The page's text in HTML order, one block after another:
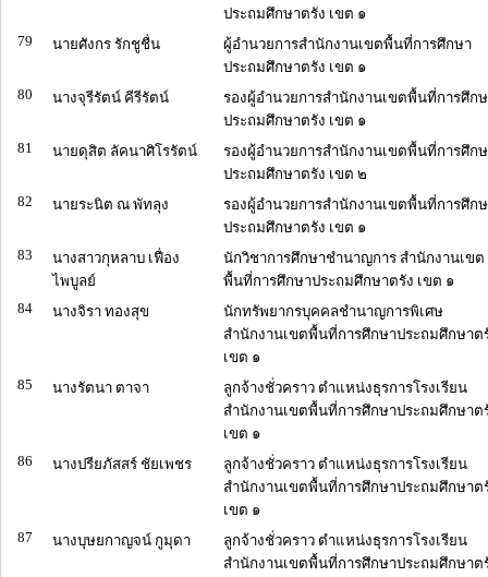
ประถมศึกษาตรัง เขต ๑
79
นายศังกร รักชูชื่น
ผู้อำนวยการสำนักงานเขตพื้นที่การศึกษา
ประถมศึกษาตรัง เขต ๑
80
นางจุรีรัตน์ คีรีรัตน์
รองผู้อำนวยการสำนักงานเขตพื้นที่การศึก
ประถมศึกษาตรัง เขต ๑
81
นายดุสิต ลัคนาศิโรรัตน์
รองผู้อำนวยการสำนักงานเขตพื้นที่การศึก
ประถมศึกษาตรัง เขต ๒
82
นายระนิต ณ พัทลุง
รองผู้อำนวยการสำนักงานเขตพื้นที่การศึก
ประถมศึกษาตรัง เขต ๑
83
นางสาวกุหลาบ เฟื่อง
ไพบูลย์
นักวิชาการศึกษาชำนาญการ สำนักงานเขต
พื้นที่การศึกษาประถมศึกษาตรัง เขต ๑
84
นางจิรา ทองสุข
นักทรัพยากรบุคคลชำนาญการพิเศษ
สำนักงานเขตพื้นที่การศึกษาประถมศึกษาต
เขต ๑
85
นางรัตนา ตาจา
ลูกจ้างชั่วคราว ตำแหน่งธุรการโรงเรียน
สำนักงานเขตพื้นที่การศึกษาประถมศึกษาต
เขต ๑
86
นางปรียภัสสร์ ชัยเพชร
ลูกจ้างชั่วคราว ตำแหน่งธุรการโรงเรียน
สำนักงานเขตพื้นที่การศึกษาประถมศึกษาต
เขต ๑
87
นางบุษยกาญจน์ กูมุดา
ลูกจ้างชั่วคราว ตำแหน่งธุรการโรงเรียน
สำนักงานเขตพื้นที่การศึกษาประถมศึกษาต